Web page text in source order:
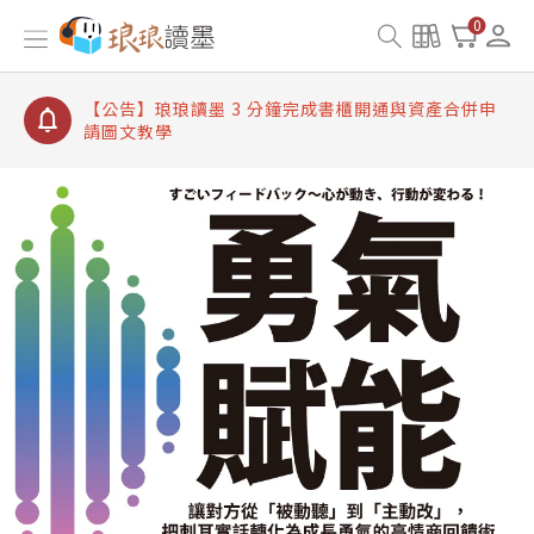
0
【公告】琅琅讀墨書櫃開通常見問題
【公告】琅琅讀墨 3 分鐘完成書櫃開通與資產合併申
【公告】琅琅書店服務升級重要說明及資產合併結果
查詢